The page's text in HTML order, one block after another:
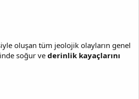
oluşan tüm jeolojik olayların genel
soğur ve derinlik kayaçlarını